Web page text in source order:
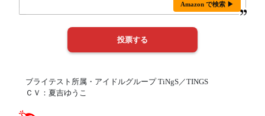
Amazon で検索 ▶
ブライテスト所属・アイドルグループ TiNgS／TINGS
ＣＶ：夏吉ゆうこ